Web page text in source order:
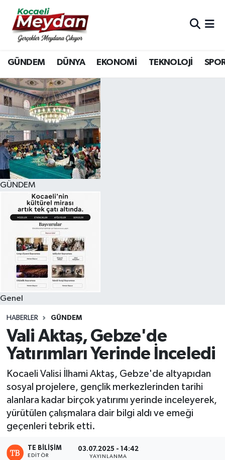
GÜNDEM DÜNYA EKONOMİ TEKNOLOJİ
GÜNDEM
Genel
HABERLER GÜNDEM
Vali Aktaş, Gebze'de
Yatırımları Yerinde İnceledi
Kocaeli Valisi İlhami Aktaş, Gebze'de altyapıdan
sosyal projelere, gençlik merkezlerinden tarihi
alanlara kadar birçok yatırımı yerinde inceleyerek,
yürütülen çalışmalara dair bilgi aldı ve emeği
geçenleri tebrik etti.
TE BILIŞIM
EDITÖR
03.07.2025 - 14:42
YAYINLANMA
Nöbetçi Eczaneler
Hava Durumu
Trafik Durumu
Süper Lig Puan Durumu ve Fikstür
Tüm Manşetler
Son Dakika Haberleri
Haber Arşivi